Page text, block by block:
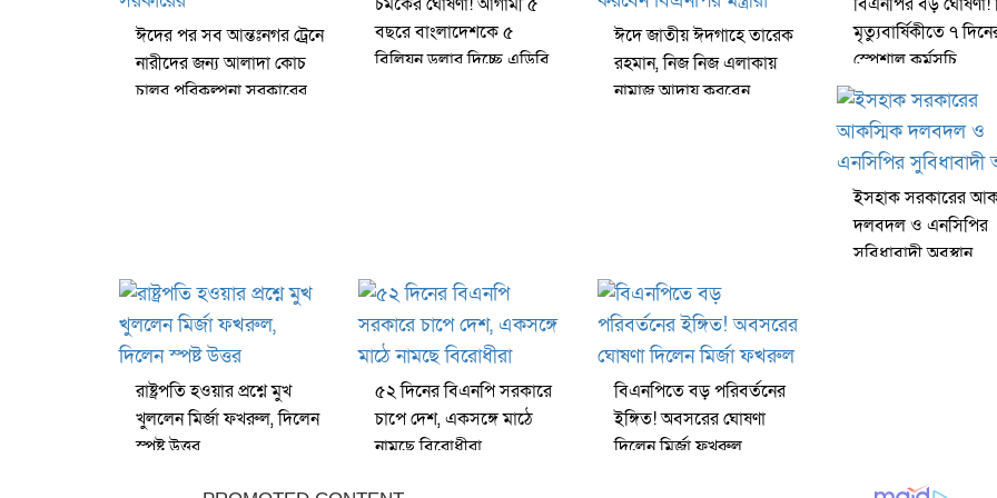
ঈদের পর সব আন্তঃনগর ট্রেনে
নারীদের জন্য আলাদা কোচ
চালুর পরিকল্পনা সরকারের
বছরে বাংলাদেশকে ৫
বিলিয়ন ডলার দিচ্ছে এডিবি
ঈদে জাতীয় ঈদগাহে তারেক
রহমান, নিজ নিজ এলাকায়
নামাজ আদায় করবেন
মৃত্যুবার্ষিকীতে ৭
স্পেশাল কর্মসূচি
ইসহাক সরকারের
দলবদল ও এনসিপির
সুবিধাবাদী অবস্থান
রাষ্ট্রপতি হওয়ার প্রশ্নে মুখ
খুললেন মির্জা ফখরুল, দিলেন
স্পষ্ট উত্তর
৫২ দিনের বিএনপি সরকারে
চাপে দেশ, একসঙ্গে মাঠে
নামছে বিরোধীরা
বিএনপিতে বড় পরিবর্তনের
ইঙ্গিত! অবসরের ঘোষণা
দিলেন মির্জা ফখরুল